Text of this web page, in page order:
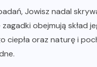
Jowisz nadal
zagadki obejmują skład
ciepła oraz naturę i